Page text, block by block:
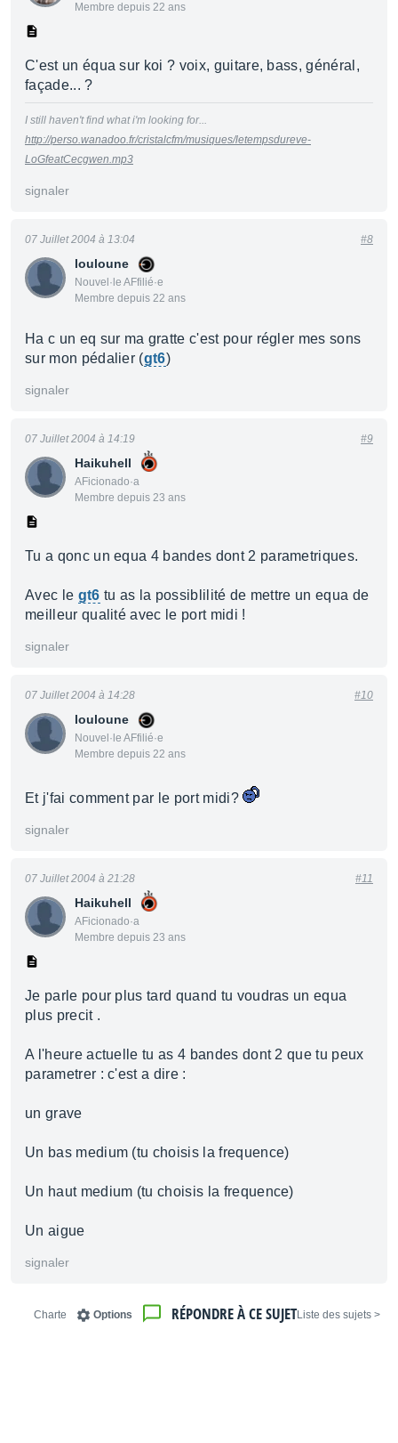
Membre depuis 22 ans
C'est un équa sur koi ? voix, guitare, bass, général,
façade... ?
I still haven't find what i'm looking for...
http://perso.wanadoo.fr/cristalcfm/musiques/letempsdureve-
LoGfeatCecgwen.mp3
signaler
louloune
Nouvel·le AFfilié·e
Membre depuis 22 ans
07 Juillet 2004 à 13:04 #8
Ha c un eq sur ma gratte c'est pour régler mes sons
sur mon pédalier (gt6)
signaler
Haikuhell
AFicionado·a
Membre depuis 23 ans
07 Juillet 2004 à 14:19 #9
Tu a qonc un equa 4 bandes dont 2 parametriques.
Avec le gt6 tu as la possiblilité de mettre un equa de
meilleur qualité avec le port midi !
signaler
louloune
Nouvel·le AFfilié·e
Membre depuis 22 ans
07 Juillet 2004 à 14:28 #10
Et j'fai comment par le port midi?
signaler
Haikuhell
AFicionado·a
Membre depuis 23 ans
07 Juillet 2004 à 21:28 #11
Je parle pour plus tard quand tu voudras un equa
plus precit .
A l'heure actuelle tu as 4 bandes dont 2 que tu peux
parametrer : c'est a dire :
un grave
Un bas medium (tu choisis la frequence)
Un haut medium (tu choisis la frequence)
Un aigue
signaler
< Liste des sujets
RÉPONDRE À CE SUJET
Options
Charte